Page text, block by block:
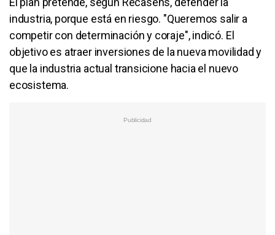
industria, porque está en riesgo. "Queremos salir a
competir con determinación y coraje", indicó. El
objetivo es atraer inversiones de la nueva movilidad y
que la industria actual transicione hacia el nuevo
ecosistema.